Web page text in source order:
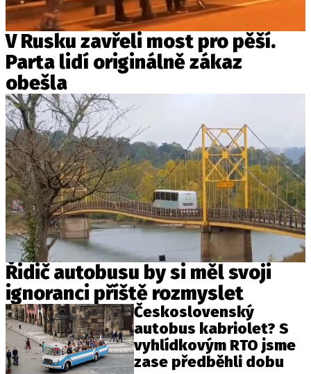
V Rusku zavřeli most pro pěší.
Parta lidí originálně zákaz
obešla
Řidič autobusu by si měl svoji
ignoranci příště rozmyslet
Československý
autobus kabriolet? S
vyhlídkovým RTO jsme
zase předběhli dobu